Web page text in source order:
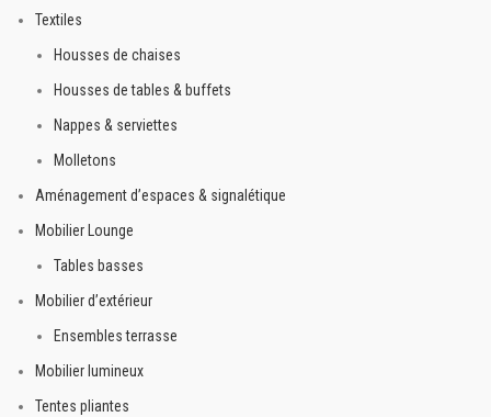
Textiles
Housses de chaises
Housses de tables & buffets
Nappes & serviettes
Molletons
Aménagement d’espaces & signalétique
Mobilier Lounge
Tables basses
Mobilier d’extérieur
Ensembles terrasse
Mobilier lumineux
Tentes pliantes